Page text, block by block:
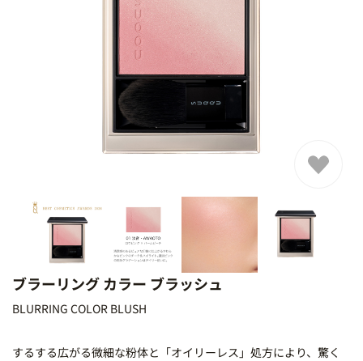
ブラーリング カラー ブラッシュ
BLURRING COLOR BLUSH
するする広がる微細な粉体と「オイリーレス」処方により、驚く